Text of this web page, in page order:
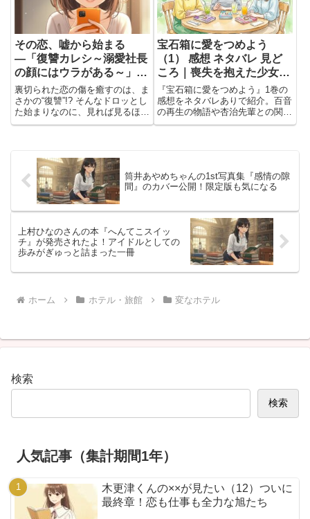
その恋、嘘から始まる
―「復讐カレシ～溺愛社長
の顔にはウラがある～」が
エモすぎる♡
裏切られた恋の傷を癒すのは、ま
さかの“復讐”!? そんなドロッとし
た始まりなのに、見れば見るほど
キュンと切なさが交差して…感情
社長の顔にはウラがある～」。嘘
の恋人関係から始まる恋愛...
宝石箱に愛をつめよう
（1） 感想 ネタバレ 見ど
ころ｜喪失を抱えた少女が
少しずつ前を向き始める再
生の物語
『宝石箱に愛をつめよう』1巻の
感想をネタバレありで紹介。百音
の再生の物語や杏治先輩との関
係、美しい作画と印象的な場面を
筒井あやめちゃんの1st写真集『感情の隙
間』のカバー公開！限定版も気になる
上村ひなのさんの本『へんてこスイッ
チ』が発売されたよ！アイドルとしての
歩みがぎゅっと詰まった一冊
ホーム ホテル・旅館 変なホテル
検索
検索
人気記事（集計期間1年）
木更津くんの××が見たい（12）ついに
最終章！恋も仕事も全力な旭たち